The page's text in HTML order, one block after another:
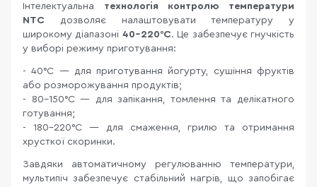
Інтелектуальна технологія контролю температури
NTC дозволяє налаштовувати температуру у
широкому діапазоні 40-220°C. Це забезпечує гнучкість
у виборі режиму приготування:
- 40°C — для приготування йогурту, сушіння фруктів
або розморожування продуктів;
- 80-150°C — для запікання, томлення та делікатного
готування;
- 180-220°C — для смаження, грилю та отримання
хрусткої скоринки.
Завдяки автоматичному регулюванню температури,
мультипіч забезпечує стабільний нагрів, що запобігає